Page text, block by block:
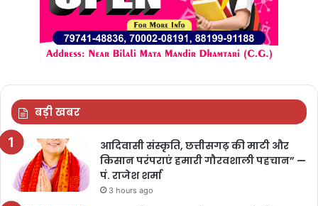
बड़ी खबर
आदिवासी संस्कृति, छत्तीसगढ़ की माटी और
किसान परंपराएं हमारी गौरवशाली पहचान” —
पं. राजेश शर्मा
3 hours ago